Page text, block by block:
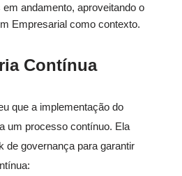
andamento, aproveitando o
Empresarial como contexto.
Contínua
que a implementação do
um processo contínuo. Ela
de governança para garantir